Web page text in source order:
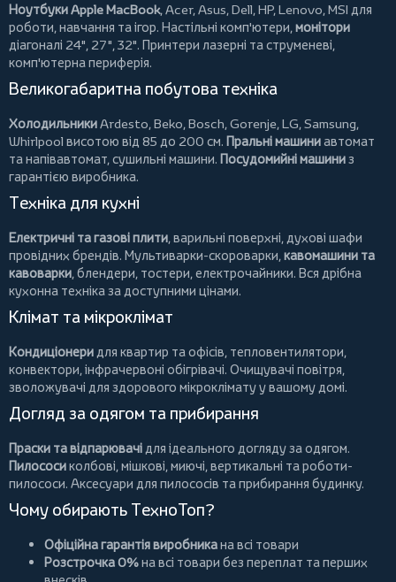
Ноутбуки Apple MacBook,Acer,Asus,Dell,HP,Lenovo,MSI для
роботи, навчання та ігор. Настільні комп'ютери,монітори
діагоналі 24", 27", 32". Принтери лазерні та струменеві,
комп'ютерна периферія.
Великогабаритна побутова техніка
ХолодильникиArdesto,Beko,Bosch,Gorenje,LG,Samsung,
Whirlpool висотою від 85 до 200 см. Пральні машиниавтомат
та напівавтомат,сушильні машини. Посудомийні машиниз
гарантією виробника.
Техніка для кухні
Електричні та газові плити, варильні поверхні, духові шафи
провідних брендів. Мультиварки-скороварки,кавомашини та
кавоварки,блендери, тостери,електрочайники. Вся дрібна
кухонна техніка за доступними цінами.
Клімат та мікроклімат
Кондиціонеридля квартир та офісів, тепловентилятори,
конвектори,інфрачервоні обігрівачі. Очищувачі повітря,
зволожувачі для здорового мікроклімату у вашому домі.
Догляд за одягом та прибирання
Праски та відпарювачідля ідеального догляду за одягом.
Пилососиколбові,мішкові,миючі,вертикальні тароботи-
пилососи. Аксесуари для пилососів та прибирання будинку.
Чому обирають ТехноТоп?
Офіційна гарантія виробникана всі товари
Розстрочка 0%на всі товари без переплат та перших